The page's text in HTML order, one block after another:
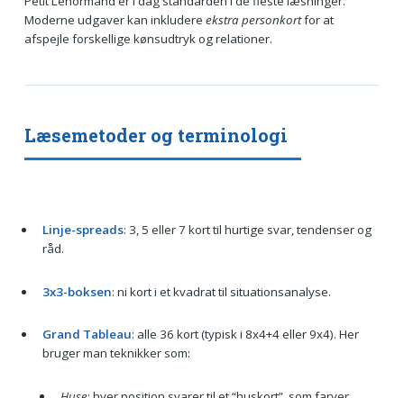
Moderne udgaver kan inkludere ekstra personkortfor at
afspejle forskellige kønsudtryk og relationer.
Læsemetoder og terminologi
Linje-spreads: 3, 5 eller 7 kort til hurtige svar, tendenser og
råd.
3x3-boksen: ni kort i et kvadrat til situationsanalyse.
Grand Tableau: alle 36 kort (typisk i 8x4+4 eller 9x4). Her
bruger man teknikker som: